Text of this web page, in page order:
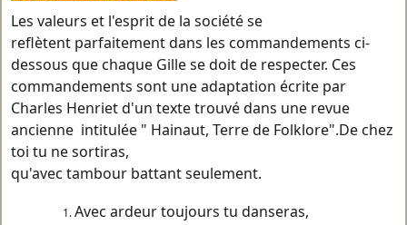
Les valeurs et l'esprit de la société se
reflètent parfaitement dans les commandements ci-
dessous que chaque Gille se doit de respecter. Ces
commandements sont une adaptation écrite par
Charles Henriet d'un texte trouvé dans une revue
ancienne intitulée " Hainaut, Terre de Folklore".De chez
toi tu ne sortiras,
qu'avec tambour battant seulement.
Avec ardeur toujours tu danseras,